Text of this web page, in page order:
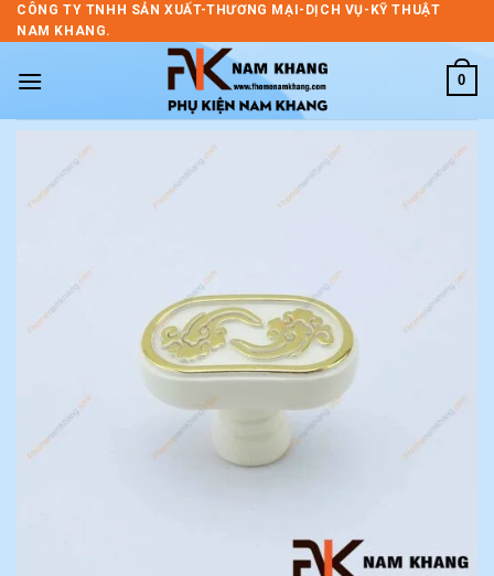
Skip
to
CÔNG TY TNHH SẢN XUẤT-THƯƠNG MẠI-DỊCH VỤ-KỸ THUẬT
NAM KHANG.
0